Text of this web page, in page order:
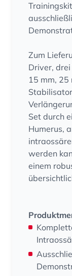
Zum
Driver,
15 mm, 25
Set durch
Humerus,
werden
einem